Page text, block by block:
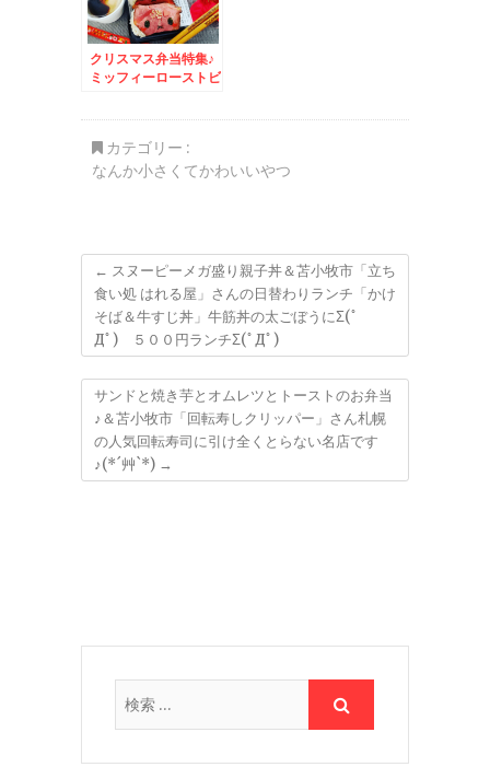
クリスマス弁当特集♪
ミッフィーローストビ
様の召し上がり方♪
カテゴリー :
なんか小さくてかわいいやつ
← スヌーピーメガ盛り親子丼＆苫小牧市「立ち
食い処 はれる屋」さんの日替わりランチ「かけ
そば＆牛すじ丼」牛筋丼の太ごぼうにΣ(ﾟ
Дﾟ) ５００円ランチΣ(ﾟДﾟ)
サンドと焼き芋とオムレツとトーストのお弁当
♪＆苫小牧市「回転寿しクリッパー」さん札幌
の人気回転寿司に引け全くとらない名店です
♪(*´艸`*) →